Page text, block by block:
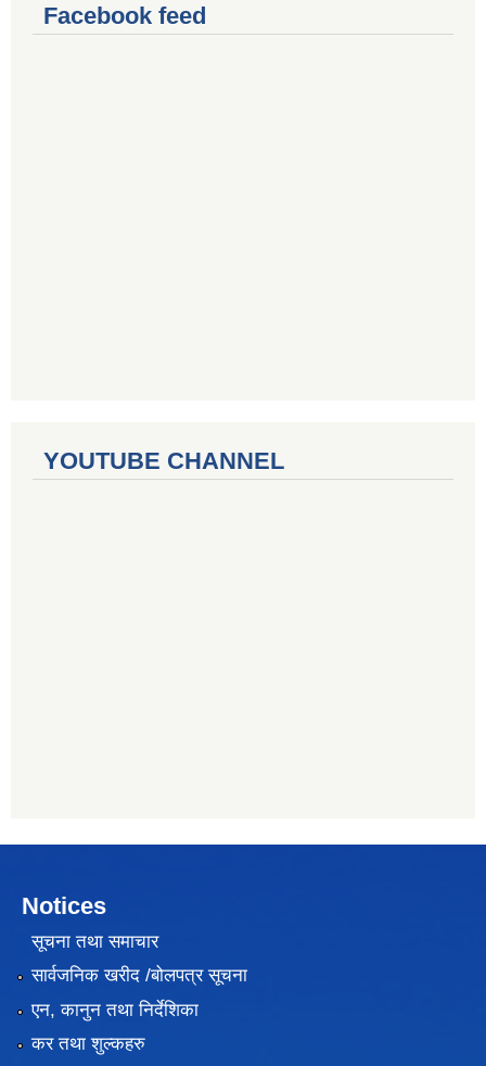
Facebook feed
YOUTUBE CHANNEL
Notices
सूचना तथा समाचार
सार्वजनिक खरीद /बोलपत्र सूचना
एन, कानुन तथा निर्देशिका
कर तथा शुल्कहरु